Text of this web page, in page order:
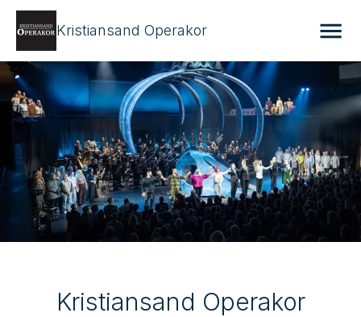
Kristiansand Operakor
Kristiansand Operakor